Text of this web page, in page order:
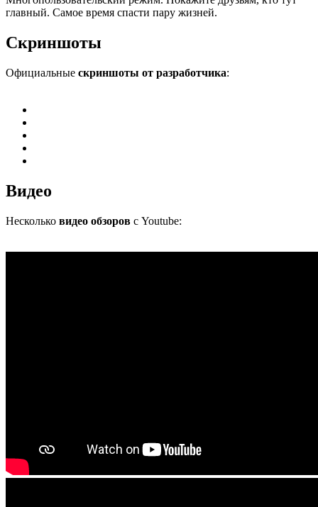
главный. Самое время спасти пару жизней.
Скриншоты
Официальные скриншоты от разработчика:
Видео
Несколько видео обзоров с Youtube: